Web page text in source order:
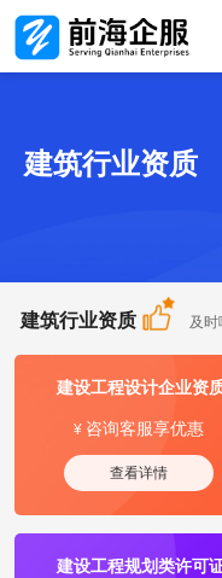
建筑行业资质
建筑行业资质 及时
建设工程设计企业资
¥ 咨询客服享优惠
查看详情
建设工程规划类许可